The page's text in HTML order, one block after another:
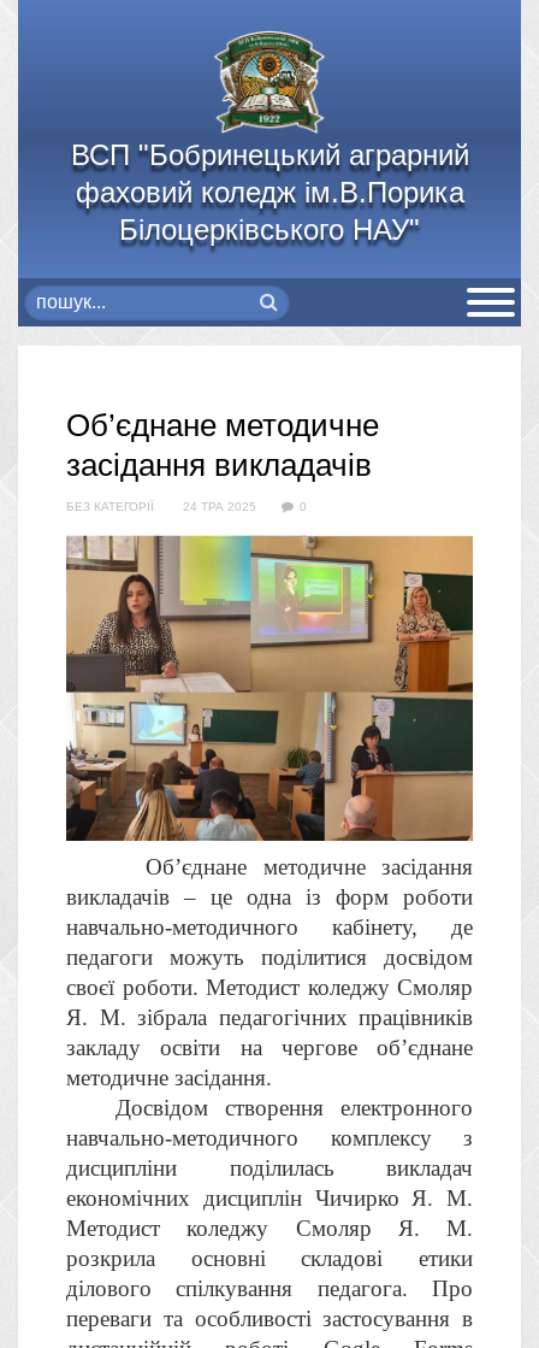
ВСП "Бобринецький аграрний
фаховий коледж ім.В.Порика
Білоцерківського НАУ"
Об’єднане методичне
засідання викладачів
БЕЗ КАТЕГОРІЇ 24 ТРА 2025 0
Об’єднане методичне засідання
викладачів – це одна із форм роботи
навчально-методичного кабінету, де
педагоги можуть поділитися досвідом
своєї роботи. Методист коледжу Смоляр
Я. М. зібрала педагогічних працівників
закладу освіти на чергове об’єднане
методичне засідання.
Досвідом створення електронного
навчально-методичного комплексу з
дисципліни поділилась викладач
економічних дисциплін Чичирко Я. М.
Методист коледжу Смоляр Я. М.
розкрила основні складові етики
ділового спілкування педагога. Про
переваги та особливості застосування в